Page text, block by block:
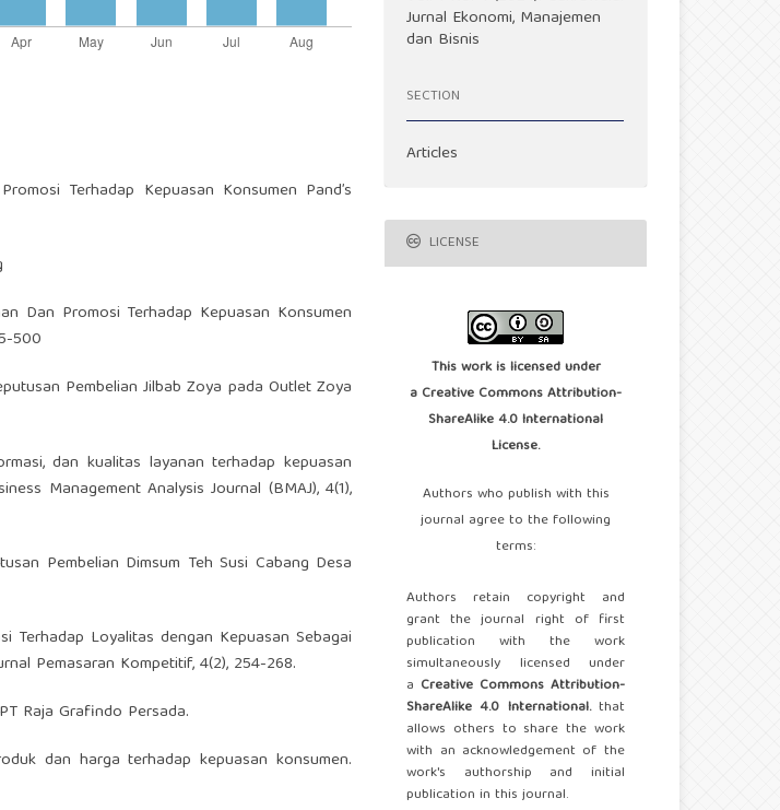
Terhadap Kepuasan Konsumen Pand’s
Dan Promosi Terhadap Kepuasan Konsumen
500
Pembelian Jilbab Zoya pada Outlet Zoya
dan kualitas layanan terhadap kepuasan
Management Analysis Journal (BMAJ), 4(1),
Pembelian Dimsum Teh Susi Cabang Desa
Terhadap Loyalitas dengan Kepuasan Sebagai
Pemasaran Kompetitif, 4(2), 254-268.
Raja Grafindo Persada.
dan harga terhadap kepuasan konsumen.
Jurnal Ekonomi, Manajemen
dan Bisnis
SECTION
Articles
LICENSE
This work is licensed under
a Creative Commons Attribution-
ShareAlike 4.0 International
License.
Authors who publish with this
journal agree to the following
terms:
Authors retain copyright and
grant the journal right of first
publication with the work
simultaneously licensed under
a Creative Commons Attribution-
ShareAlike 4.0 International.that
allows others to share the work
with an acknowledgement of the
work's authorship and initial
publication in this journal.